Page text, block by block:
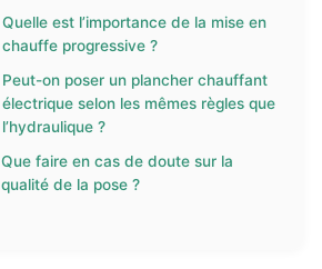
Quelle est l’importance de la mise en
chauffe progressive ?
Peut-on poser un plancher chauffant
électrique selon les mêmes règles que
l’hydraulique ?
Que faire en cas de doute sur la
qualité de la pose ?